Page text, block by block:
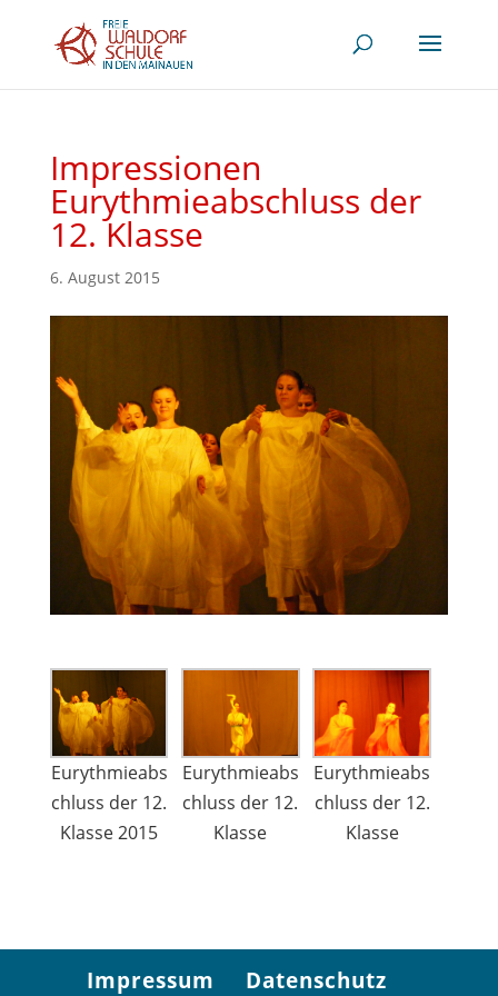
Impressionen
Eurythmieabschluss der
12. Klasse
6. August 2015
Eurythmieabs
chluss der 12.
Klasse 2015
Eurythmieabs
chluss der 12.
Klasse
Eurythmieabs
chluss der 12.
Klasse
Impressum Datenschutz